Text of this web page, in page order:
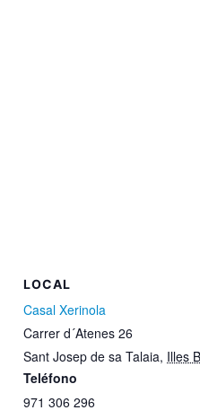
LOCAL
Casal Xerinola
Carrer d´Atenes 26
Sant Josep de sa Talaia, Illes
Teléfono
971 306 296